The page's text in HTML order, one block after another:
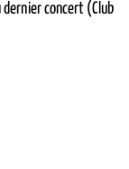
dernier concert (Club